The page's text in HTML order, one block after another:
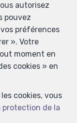
autorisez
pouvez
préférences
». Votre
moment en
cookies » en
cookies, vous
protection de la
via AXA Belgium
– police n°
les activités
privée